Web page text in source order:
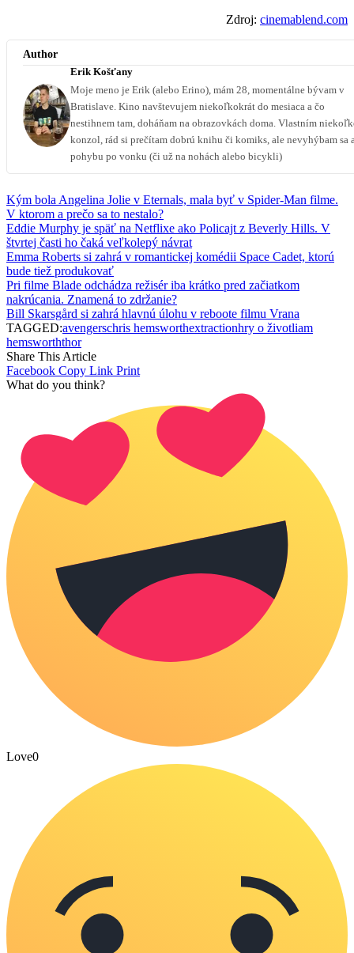
Zdroj: cinemablend.com
Author
Erik Košťany
Moje meno je Erik (alebo Erino), mám 28, momentálne bývam v
Bratislave. Kino navštevujem niekoľkokrát do mesiaca a čo
nestihnem tam, doháňam na obrazovkách doma. Vlastním
konzol, rád si prečítam dobrú knihu či komiks, ale nevyhýbam sa
pohybu po vonku (či už na nohách alebo bicykli)
Kým bola Angelina Jolie v Eternals, mala byť v Spider-Man filme.
V ktorom a prečo sa to nestalo?
Eddie Murphy je späť na Netflixe ako Policajt z Beverly Hills. V
štvrtej časti ho čaká veľkolepý návrat
Emma Roberts si zahrá v romantickej komédii Space Cadet, ktorú
bude tiež produkovať
Pri filme Blade odchádza režisér iba krátko pred začiatkom
nakrúcania. Znamená to zdržanie?
Bill Skarsgård si zahrá hlavnú úlohu v reboote filmu Vrana
TAGGED:avengerschris hemsworthextractionhry o životliam
hemsworththor
Share This Article
Facebook Copy Link Print
What do you think?
Love0